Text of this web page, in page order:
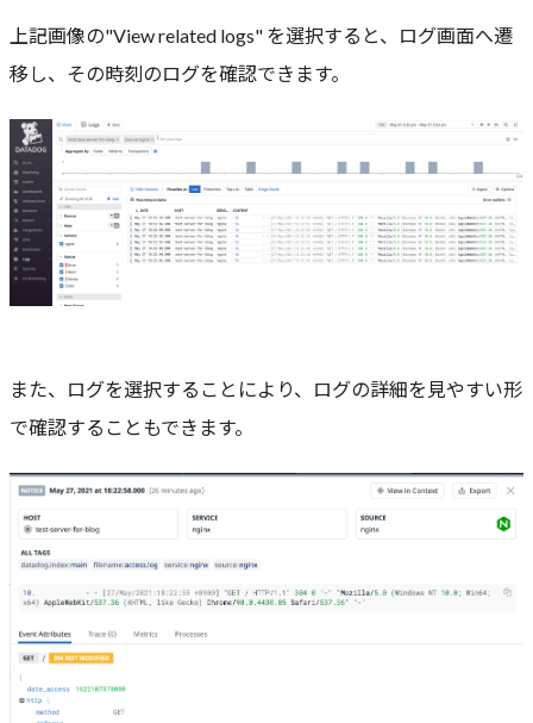
上記画像の"View related logs" を選択すると、ログ画面へ遷
移し、その時刻のログを確認できます。
また、ログを選択することにより、ログの詳細を見やすい形
で確認することもできます。